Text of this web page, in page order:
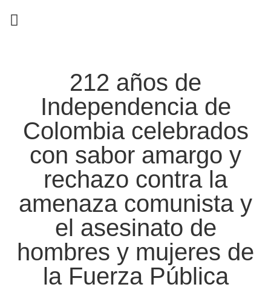
212 años de
Independencia de
Colombia celebrados
con sabor amargo y
rechazo contra la
amenaza comunista y
el asesinato de
hombres y mujeres de
la Fuerza Pública